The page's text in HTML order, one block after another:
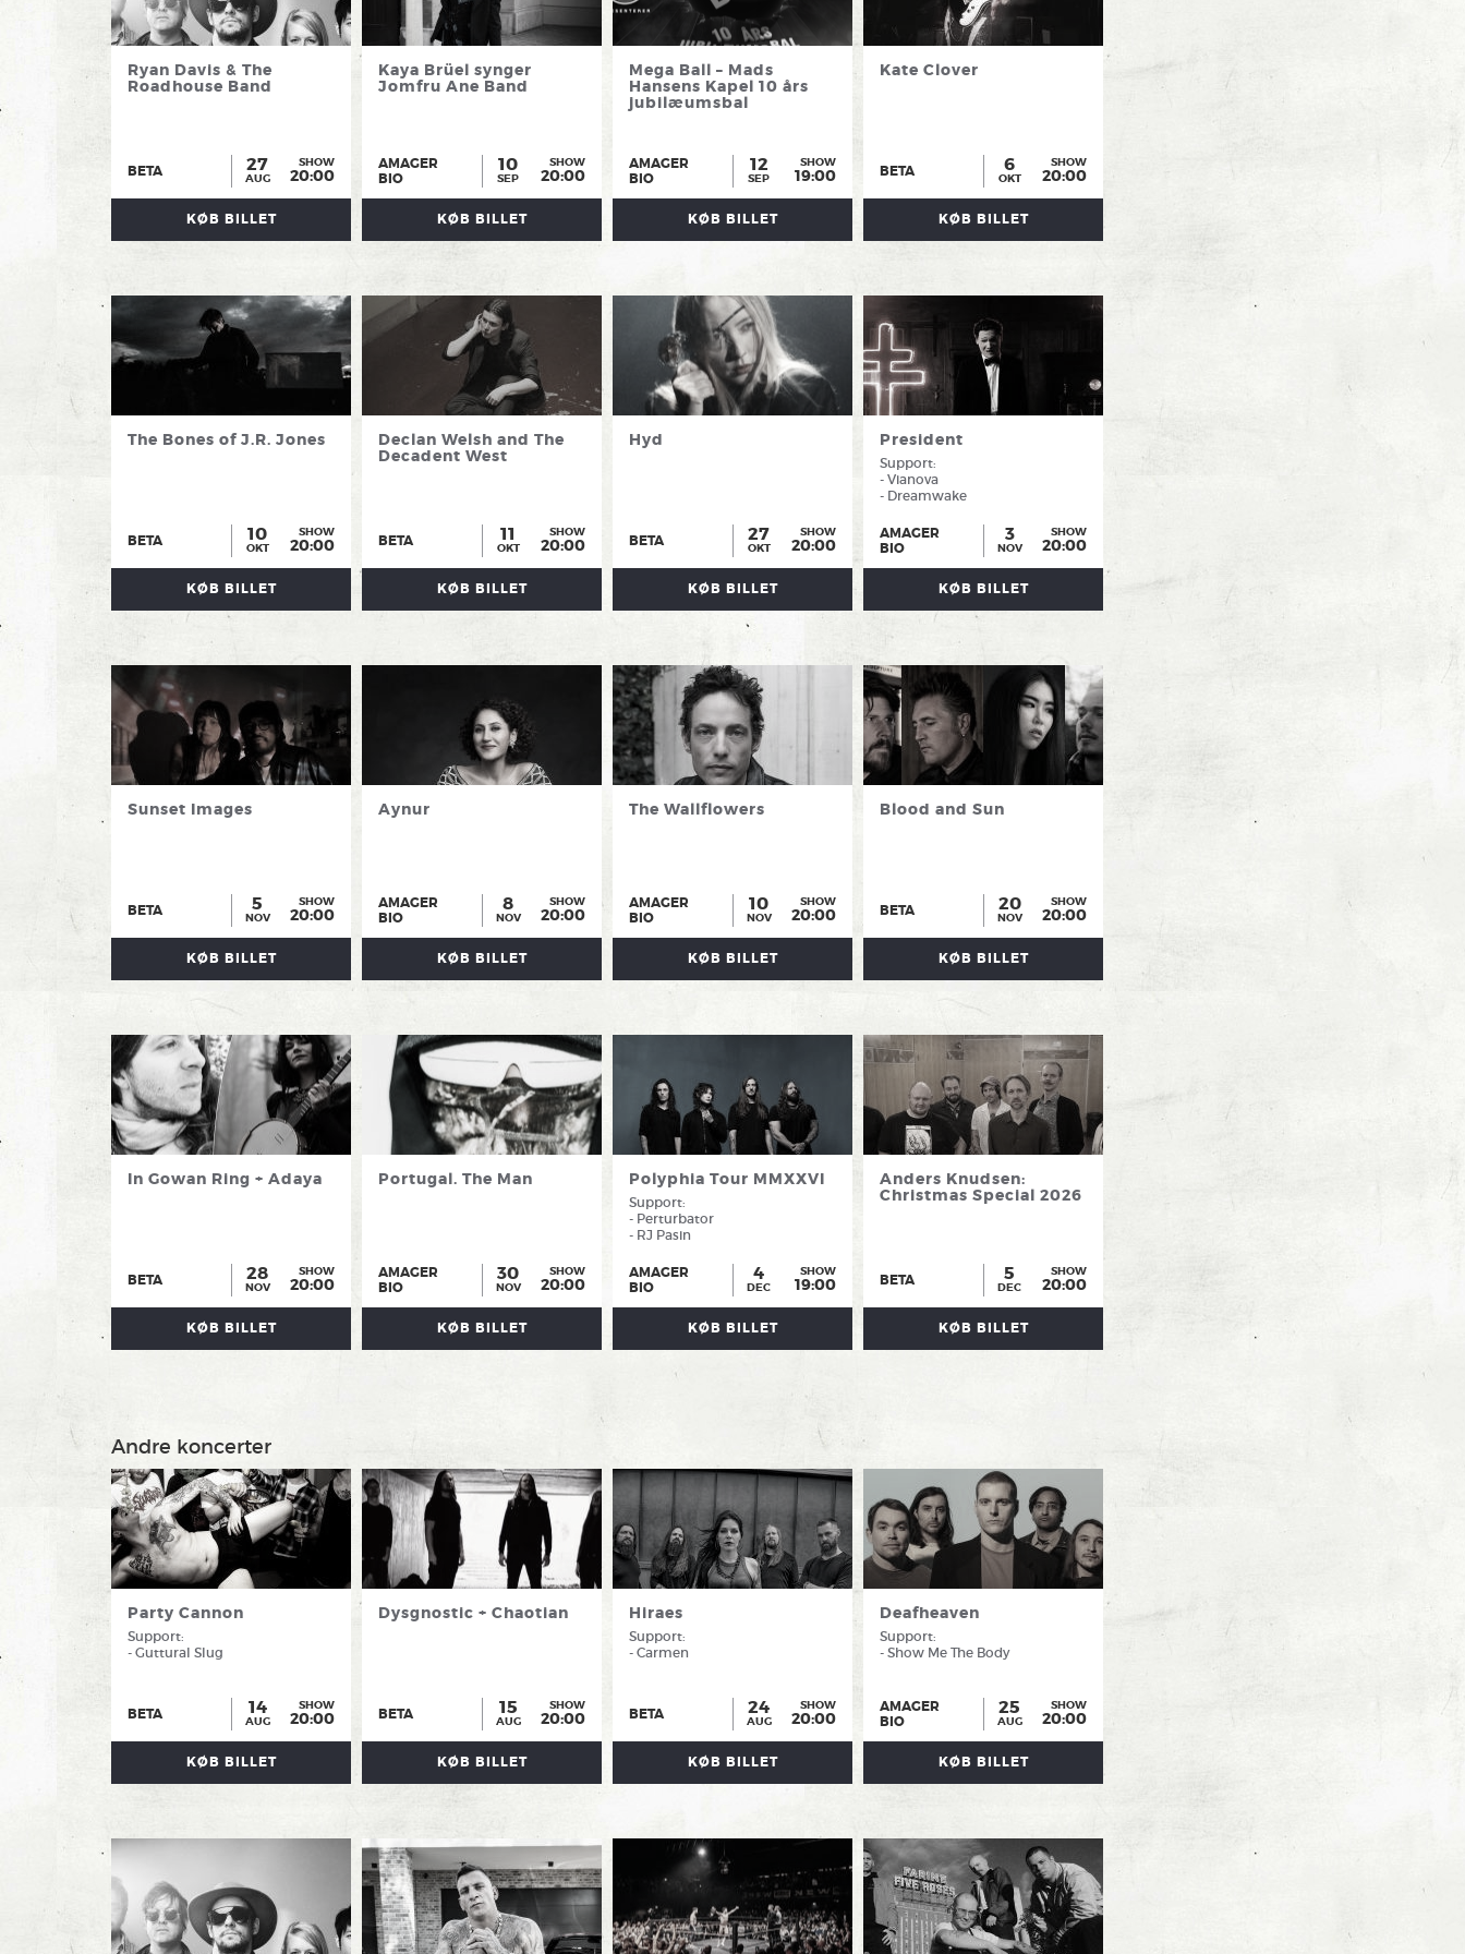
Ryan Davis & The
Roadhouse Band
BETA 27
AUG
SHOW
20:00
KØB BILLET
Kaya Brüel synger
Jomfru Ane Band
AMAGER
BIO
10
SEP
SHOW
20:00
KØB BILLET
Mega Ball – Mads
Hansens Kapel 10 års
jubilæumsbal
AMAGER
BIO
12
SEP
SHOW
19:00
KØB BILLET
Kate Clover
BETA 6
OKT
SHOW
20:00
KØB BILLET
The Bones of J.R. Jones
BETA 10
OKT
SHOW
20:00
KØB BILLET
Declan Welsh and The
Decadent West
BETA 11
OKT
SHOW
20:00
KØB BILLET
Hyd
BETA 27
OKT
SHOW
20:00
KØB BILLET
President
Support:
- Vianova
- Dreamwake
AMAGER
BIO
3
NOV
SHOW
20:00
KØB BILLET
Sunset Images
BETA 5
NOV
SHOW
20:00
KØB BILLET
Aynur
AMAGER
BIO
8
NOV
SHOW
20:00
KØB BILLET
The Wallflowers
AMAGER
BIO
10
NOV
SHOW
20:00
KØB BILLET
Blood and Sun
BETA 20
NOV
SHOW
20:00
KØB BILLET
In Gowan Ring + Adaya
BETA 28
NOV
SHOW
20:00
KØB BILLET
Portugal. The Man
AMAGER
BIO
30
NOV
SHOW
20:00
KØB BILLET
Polyphia Tour MMXXVI
Support:
- Perturbator
- RJ Pasin
AMAGER
BIO
4
DEC
SHOW
19:00
KØB BILLET
Anders Knudsen:
Christmas Special 2026
BETA 5
DEC
SHOW
20:00
KØB BILLET
Andre koncerter
Party Cannon
Support:
- Guttural Slug
BETA 14
AUG
SHOW
20:00
KØB BILLET
Dysgnostic + Chaotian
BETA 15
AUG
SHOW
20:00
KØB BILLET
Hiraes
Support:
- Carmen
BETA 24
AUG
SHOW
20:00
KØB BILLET
Deafheaven
Support:
- Show Me The Body
AMAGER
BIO
25
AUG
SHOW
20:00
KØB BILLET